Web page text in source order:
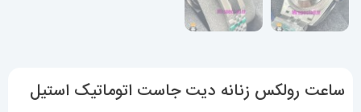
ساعت رولکس زنانه دیت جاست اتوماتیک استیل